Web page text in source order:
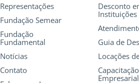
Representações
Fundação Semear
Fundação
Fundamental
Notícias
Contato
Desconto
Instituições
Guia de
Locações
Capacitação
Empresarial